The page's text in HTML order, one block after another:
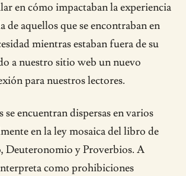
en cómo impactaban la experiencia
de aquellos que se encontraban en
mientras estaban fuera de su
a nuestro sitio web un nuevo
para nuestros lectores.
se encuentran dispersas en varios
en la ley mosaica del libro de
Deuteronomio y Proverbios. A
como prohibiciones